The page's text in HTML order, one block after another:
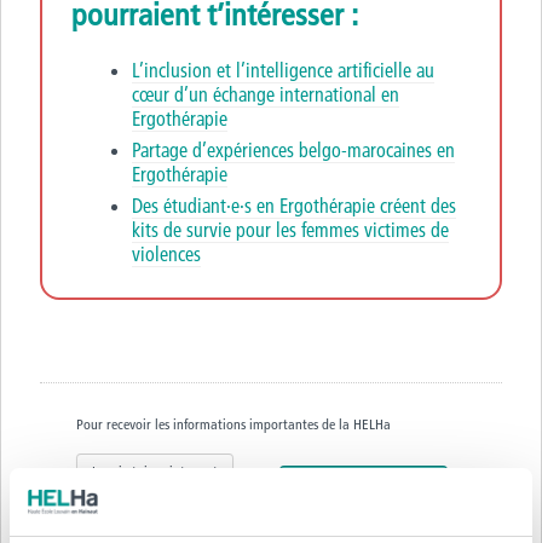
pourraient t’intéresser :
L’inclusion et l’intelligence artificielle au
cœur d’un échange international en
Ergothérapie
Partage d’expériences belgo-marocaines en
Ergothérapie
Des étudiant·e·s en Ergothérapie créent des
kits de survie pour les femmes victimes de
violences
Pour recevoir les informations importantes de la HELHa
Inscris-toi maintenant